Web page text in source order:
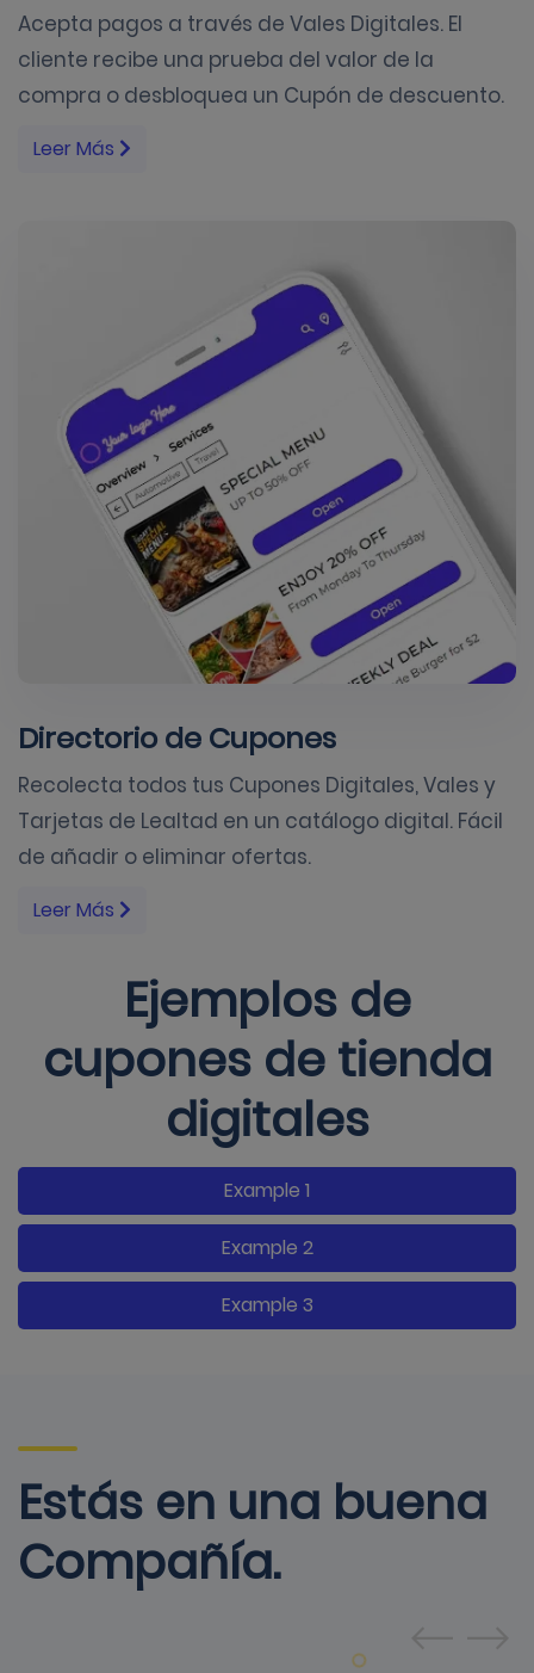
Acepta pagos a través de Vales Digitales. El
cliente recibe una prueba del valor de la
compra o desbloquea un Cupón de descuento.
Leer Más
Directorio de Cupones
Recolecta todos tus Cupones Digitales, Vales y
Tarjetas de Lealtad en un catálogo digital. Fácil
de añadir o eliminar ofertas.
Leer Más
Ejemplos de
cupones de tienda
digitales
Example 1
Example 2
Example 3
Estás en una buena
Compañía.